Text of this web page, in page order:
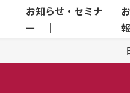
お知らせ・セミナ
ー ｜